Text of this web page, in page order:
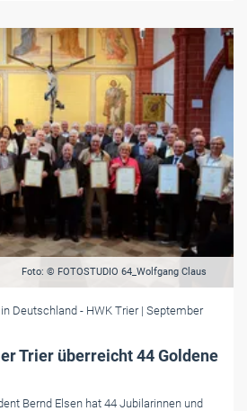
Foto: © FOTOSTUDIO 64_Wolfgang Claus
Deutschland - HWK Trier | September
Trier überreicht 44 Goldene
Bernd Elsen hat 44 Jubilarinnen und